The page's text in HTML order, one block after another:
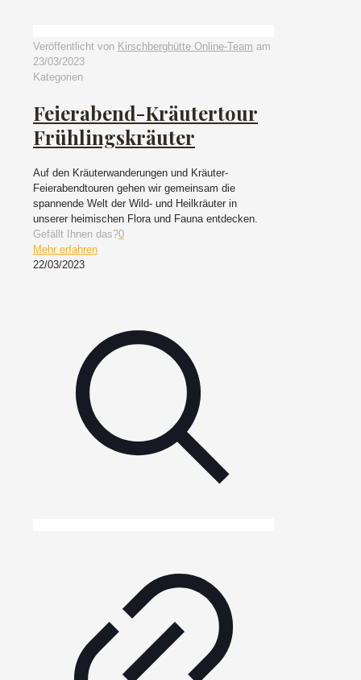
Veröffentlicht von Kirschberghütte Online-Team am
23/03/2023
Kategorien
Feierabend-Kräutertour
Frühlingskräuter
Auf den Kräuterwanderungen und Kräuter-
Feierabendtouren gehen wir gemeinsam die
spannende Welt der Wild- und Heilkräuter in
unserer heimischen Flora und Fauna entdecken.
Gefällt Ihnen das?0
Mehr erfahren
22/03/2023